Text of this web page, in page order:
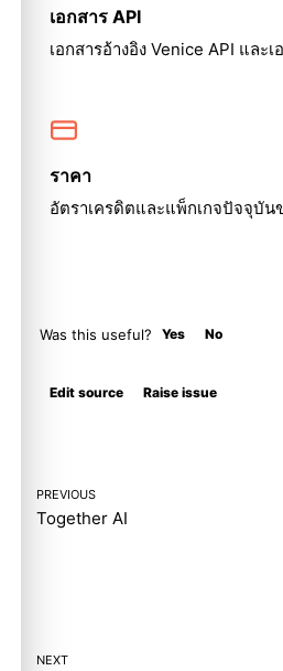
เอกสาร API
เอกสารอ้างอิง Venice API แล
ราคา
อัตราเครดิตและแพ็กเกจปัจจุบัน
Was this useful? Yes No
Edit source Raise issue
PREVIOUS
Together AI
NEXT